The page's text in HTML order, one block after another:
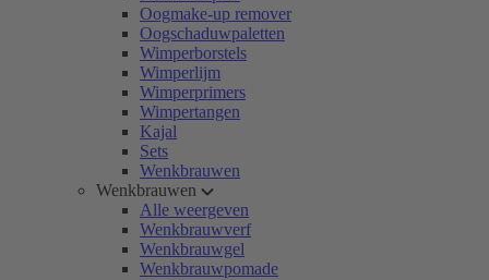
Oogmake-up remover
Oogschaduwpaletten
Wimperborstels
Wimperlijm
Wimperprimers
Wimpertangen
Kajal
Sets
Wenkbrauwen
Wenkbrauwen
Alle weergeven
Wenkbrauwverf
Wenkbrauwgel
Wenkbrauwpomade